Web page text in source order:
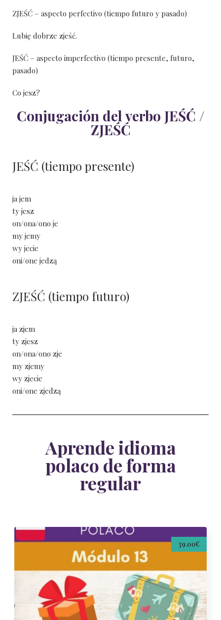
ZJEŚĆ – aspecto perfectivo (tiempo futuro y pasado)
Lubię dobrze zjeść.
JEŚĆ – aspecto imperfectivo (tiempo presente, futuro,
pasado)
Co jesz?
Conjugación del verbo JEŚĆ /
ZJEŚĆ
JEŚĆ (tiempo presente)
ja jem
ty jesz
on/ona/ono je
my jemy
wy jecie
oni/one jedzą
ZJEŚĆ (tiempo futuro)
ja zjem
ty zjesz
on/ona/ono zje
my zjemy
wy zjecie
oni/one zjedzą
Aprende idioma
polaco de forma
regular
39.00€